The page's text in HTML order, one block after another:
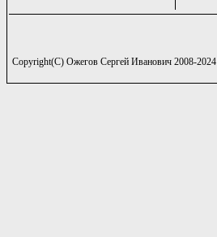
Copyright(C) Ожегов Сергей Иванович 2008-2024